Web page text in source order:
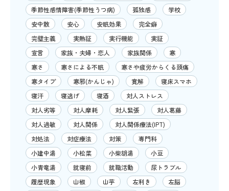
季節性感情障害(季節性うつ病)
孤独感
学校
安中散
安心 安眠効果
完全癖
完璧主義
実熱証 実行機能
実証
宣言
家族・夫婦・恋人 家族関係
寒
寒さ
寒さによる不眠
寒さや疲労からくる頭痛
寒タイプ
寒邪(かんじゃ) 寛解
寝床スマホ
寝汗
寝逃げ 寝酒
対人ストレス
対人劣等
対人摩耗 対人緊張
対人葛藤
対人過敏
対人関係
対人関係療法(IPT)
対処法
対症療法 対策
専門科
小建中湯
小松菜 小柴胡湯
小豆
小青竜湯
就寝前 就職活動
尿トラブル
履歴現象
山椒 山芋 左利き
左脳